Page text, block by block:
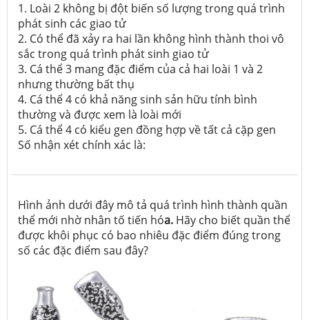
1. Loài 2 không bị đột biến số lượng trong quá trình
phát sinh các giao tử
2. Có thể đã xảy ra hai lần không hình thành thoi vô
sắc trong quá trình phát sinh giao tử
3. Cá thể 3 mang đặc điểm của cả hai loài 1 và 2
nhưng thường bất thụ
4. Cá thể 4 có khả năng sinh sản hữu tính bình
thường và được xem là loài mới
5. Cá thể 4 có kiểu gen đồng hợp về tất cả cặp gen
Số nhận xét chính xác là:
Hình ảnh dưới đây mô tả quá trình hình thành quần
thể mới nhờ nhân tố tiến hóa. Hãy cho biết quần thể
được khôi phục có bao nhiêu đặc điểm đúng trong
số các đặc điểm sau đây?